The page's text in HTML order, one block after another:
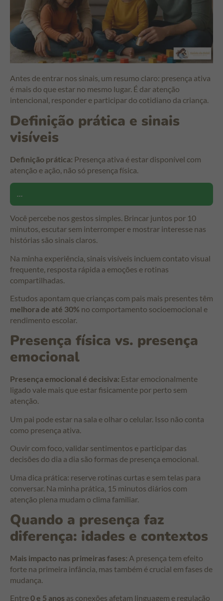
Antes de entrar nos sinais, um resumo claro: presença ativa
é mais do que estar no mesmo lugar. É dar atenção
intencional, responder e participar do cotidiano da criança.
Definição prática e sinais
visíveis
Definição prática: Presença ativa é estar disponível com
atenção e ação, não só presença física.
...
Você percebe nos gestos simples. Brincar juntos por 10
minutos, escutar sem interromper e mostrar interesse nas
histórias são sinais claros.
Na minha experiência, sinais visíveis incluem contato visual
frequente, resposta rápida a emoções e rotinas
compartilhadas.
Estudos apontam que crianças com pais mais presentes têm
melhora de até 30% no comportamento socioemocional e
rendimento escolar.
Presença física vs. presença
emocional
Presença emocional é decisiva: Estar emocionalmente
ligado vale mais que estar fisicamente por perto sem
atenção.
Um pai pode estar na sala e olhar o celular. Isso não conta
como presença ativa.
Ouvir com foco, validar sentimentos e participar das
decisões do dia a dia são formas de presença emocional.
Uma dica prática: reserve rotinas curtas e sem telas para
conversar. Na minha prática, 15 minutos diários com
atenção plena mudam o clima familiar.
Quando a presença faz
diferença: idades e contextos
Mais impacto nas primeiras fases: A presença tem efeito
forte na primeira infância, mas também é crucial em fases de
mudança.
Entre0 e 5 anos as conexões afetam linguagem e regulação